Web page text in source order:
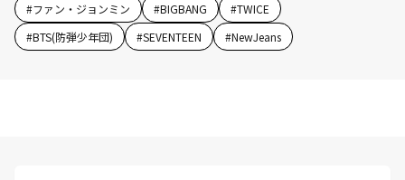
#ファン・ジョンミン #BIGBANG #TWICE
#BTS(防弾少年団) #SEVENTEEN #NewJeans